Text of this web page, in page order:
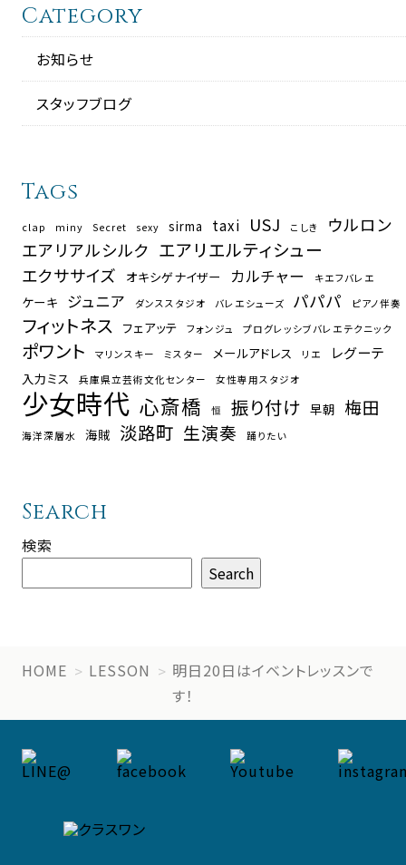
Category
お知らせ
スタッフブログ
Tags
clap miny Secret sexy sirma taxi USJ こしき
ウルロン
エアリアルシルク エアリエルティシュー
エクササイズ オキシゲナイザー カルチャー キエフバレエ
ケーキ ジュニア ダンススタジオ バレエシューズ パパパ ピアノ伴奏
フィットネス フェアッテ フォンジュ プログレッシブバレエテクニック
ポワント マリンスキー ミスター メールアドレス リエ レグーテ
入力ミス 兵庫県立芸術文化センター 女性専用スタジオ
少女時代 心斎橋 恒 振り付け 早朝 梅田
海洋深層水 海賊 淡路町 生演奏 踊りたい
Search
検索
Search
HOME LESSON
明日20日はイベントレッスンで
す！